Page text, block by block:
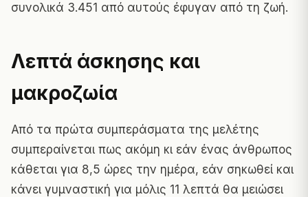
συνολικά 3.451 από αυτούς έφυγαν από τη ζωή.
Λεπτά άσκησης και
μακροζωία
Από τα πρώτα συμπεράσματα της μελέτης
συμπεραίνεται πως ακόμη κι εάν ένας άνθρωπος
κάθεται για 8,5 ώρες την ημέρα, εάν σηκωθεί και
κάνει γυμναστική για μόλις 11 λεπτά θα μειώσει